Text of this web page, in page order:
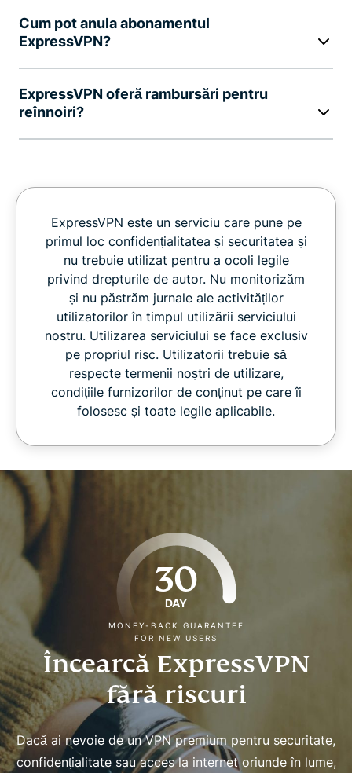
Cum pot anula abonamentul
ExpressVPN?
ExpressVPN oferă rambursări pentru
reînnoiri?
ExpressVPN este un serviciu care pune pe
primul loc confidențialitatea și securitatea și
nu trebuie utilizat pentru a ocoli legile
privind drepturile de autor. Nu monitorizăm
și nu păstrăm jurnale ale activităților
utilizatorilor în timpul utilizării serviciului
nostru. Utilizarea serviciului se face exclusiv
pe propriul risc. Utilizatorii trebuie să
respecte termenii noștri de utilizare,
condițiile furnizorilor de conținut pe care îi
folosesc și toate legile aplicabile.
30
DAY
MONEY-BACK GUARANTEE
FOR NEW USERS
Încearcă ExpressVPN
fără riscuri
Dacă ai nevoie de un VPN premium pentru securitate,
confidențialitate sau acces la internet oriunde în lume,